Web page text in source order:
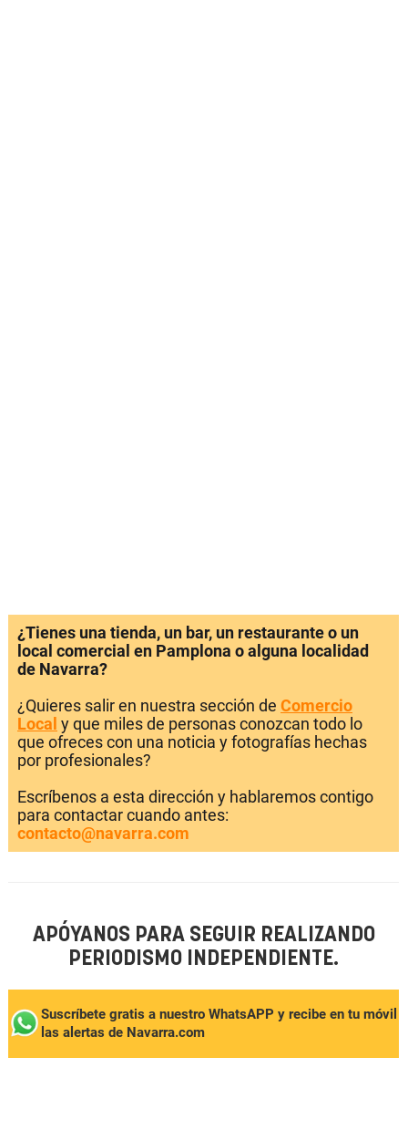
¿Tienes una tienda, un bar, un restaurante o un
local comercial en Pamplona o alguna localidad
de Navarra?
¿Quieres salir en nuestra sección de Comercio
Local y que miles de personas conozcan todo lo
que ofreces con una noticia y fotografías hechas
por profesionales?
Escríbenos a esta dirección y hablaremos contigo
para contactar cuando antes:
contacto@navarra.com
APÓYANOS PARA SEGUIR REALIZANDO
PERIODISMO INDEPENDIENTE.
Suscríbete gratis a nuestro WhatsAPP y recibe en tu móvil
las alertas de Navarra.com